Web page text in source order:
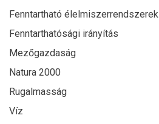
Fenntartható élelmiszerrendszerek
Fenntarthatósági irányítás
Mezőgazdaság
Natura 2000
Rugalmasság
Víz